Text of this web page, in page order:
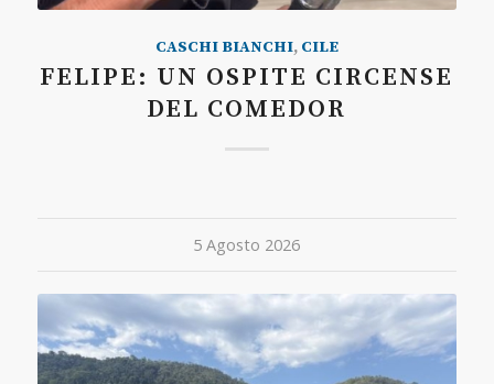
CASCHI BIANCHI, CILE
FELIPE: UN OSPITE CIRCENSE
DEL COMEDOR
5 Agosto 2026